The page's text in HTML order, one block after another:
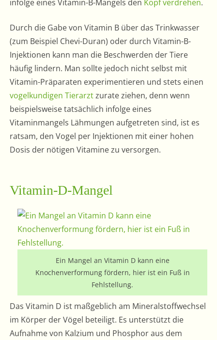
infolge eines Vitamin-B-Mangels den Kopf verdrehen.
Durch die Gabe von Vitamin B über das Trinkwasser
(zum Beispiel Chevi-Duran) oder durch Vitamin-B-
Injektionen kann man die Beschwerden der Tiere
häufig lindern. Man sollte jedoch nicht selbst mit
Vitamin-Präparaten experimentieren und stets einen
vogelkundigen Tierarztzurate ziehen, denn wenn
beispielsweise tatsächlich infolge eines
Vitaminmangels Lähmungen aufgetreten sind, ist es
ratsam, den Vogel per Injektionen mit einer hohen
Dosis der nötigen Vitamine zu versorgen.
Vitamin-D-Mangel
Ein Mangel an Vitamin D kann eine
Knochenverformung fördern, hier ist ein Fuß in
Fehlstellung.
Das Vitamin D ist maßgeblich am Mineralstoffwechsel
im Körper der Vögel beteiligt. Es unterstützt die
Aufnahme von Kalzium und Phosphor aus dem